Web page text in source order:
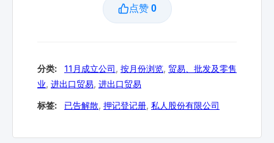
点赞 0
分类: 11月成立公司, 按月份浏览, 贸易、批发及零售
业, 进出口贸易, 进出口贸易
标签: 已告解散, 押记登记册, 私人股份有限公司